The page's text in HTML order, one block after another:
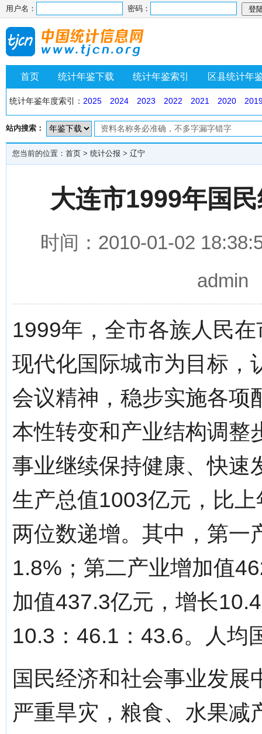
用户名： 密码：
首页 统计年鉴下载 统计年鉴索引 区县统计年
统计年鉴年度索引： 2025 2024 2023 2022 2021 2020
站内搜索：
您当前的位置： 首页 > 统计公报 > 辽宁
大连市1999年国
时间：2010-01-02
admin
1999年，全市各族人民
现代化国际城市为目标，
会议精神，稳步实施各项
本性转变和产业结构调整
事业继续保持健康、快速
生产总值1003亿元，比
两位数递增。其中，第一
1.8%；第二产业增加值
加值437.3亿元，增长
10.3：46.1：43.6。人均
国民经济和社会事业发
严重旱灾，粮食、水果减